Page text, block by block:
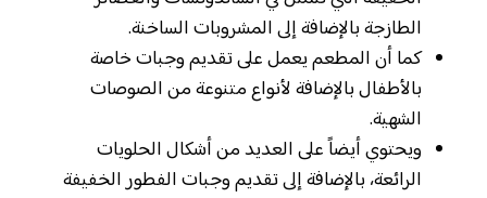
الطازجة بالإضافة إلى المشروبات الساخنة.
كما أن المطعم يعمل على تقديم وجبات خاصة
بالأطفال بالإضافة لأنواع متنوعة من الصوصات
الشهية.
ويحتوي أيضاً على العديد من أشكال الحلويات
الرائعة، بالإضافة إلى تقديم وجبات الفطور الخفيفة